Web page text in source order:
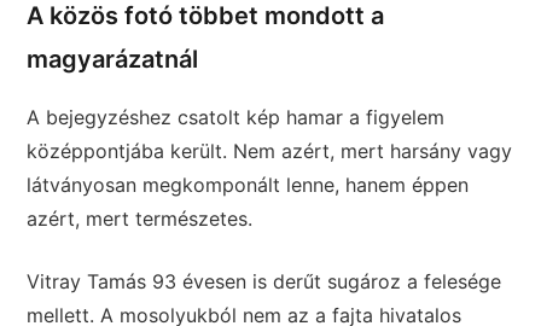
A közös fotó többet mondott a
magyarázatnál
A bejegyzéshez csatolt kép hamar a figyelem
középpontjába került. Nem azért, mert harsány vagy
látványosan megkomponált lenne, hanem éppen
azért, mert természetes.
Vitray Tamás 93 évesen is derűt sugároz a felesége
mellett. A mosolyukból nem az a fajta hivatalos